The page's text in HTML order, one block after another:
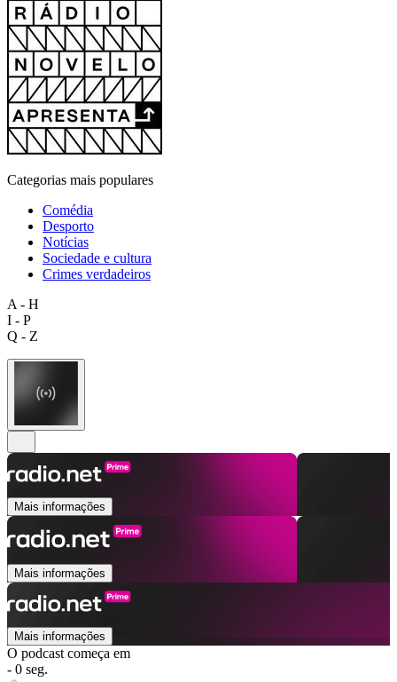
Categorias mais populares
Comédia
Desporto
Notícias
Sociedade e cultura
Crimes verdadeiros
A - H
I - P
Q - Z
Mais informações
Mais informações
Mais informações
O podcast começa em
- 0 seg.